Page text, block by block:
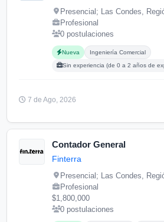
Presencial; Las Condes,
Profesional
0 postulaciones
Nueva
Carreras buscadas:Ingeniería Comercial
Posgrados buscados:
Sin experiencia (de 0 a 2 años de
7 de Ago, 2026
Contador General
Finterra
Presencial; Las Condes,
Profesional
$1,800,000
0 postulaciones